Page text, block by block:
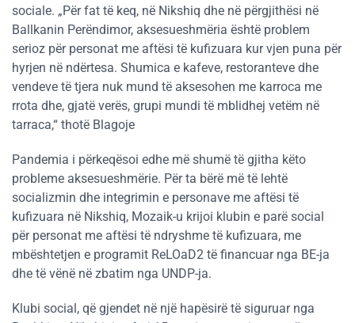
sociale. „Për fat të keq, në Nikshiq dhe në përgjithësi në
Ballkanin Perëndimor, aksesueshmëria është problem
serioz për personat me aftësi të kufizuara kur vjen puna për
hyrjen në ndërtesa. Shumica e kafeve, restoranteve dhe
vendeve të tjera nuk mund të aksesohen me karroca me
rrota dhe, gjatë verës, grupi mundi të mblidhej vetëm në
tarraca,“ thotë Blagoje
Pandemia i përkeqësoi edhe më shumë të gjitha këto
probleme aksesueshmërie. Për ta bërë më të lehtë
socializmin dhe integrimin e personave me aftësi të
kufizuara në Nikshiq, Mozaik-u krijoi klubin e parë social
për personat me aftësi të ndryshme të kufizuara, me
mbështetjen e programit ReLOaD2 të financuar nga BE-ja
dhe të vënë në zbatim nga UNDP-ja.
Klubi social, që gjendet në një hapësirë të siguruar nga